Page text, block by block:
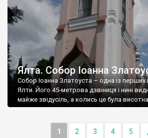
Ялта. Собор Іоанна
Собор Іоанна Златоуста – одна із
Ялти. Його 45-метрова дзвіниця і нині
майже звідусіль, а колись це була
1 2 3 4 5